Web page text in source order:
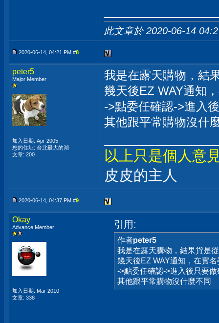
此文章於 2020-06-14
2020-06-14, 04:21 PM #8
peter5
Major Member
加入日期: Apr 2005
您的住址: 台北最大的湖
文章: 200
我是在露天購物，結
幾天後EZ WAY通知
->點委任確認->進入
其他跟平常購物沒什
以上只是個人意
皮皮的主人
2020-06-14, 04:37 PM #9
Okay
Advance Member
加入日期: Mar 2010
文章: 338
引用:
作者peter5
我是在露天購物，結果貨是
幾天後EZ WAY通知，在實名
->點委任確認->進入後只要
其他跟平常購物沒什麼不同